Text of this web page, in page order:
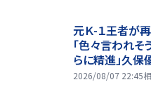
元Ｋ-１王者が
「色々言われそ
らに精進」久
2026/08/07 22:45